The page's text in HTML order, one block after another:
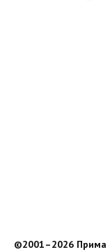
©2001–2026 Прима